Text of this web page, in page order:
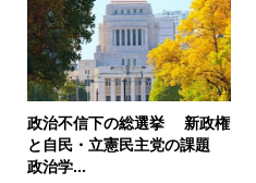
政治不信下の総選挙 新政権
と自民・立憲民主党の課題
政治学...